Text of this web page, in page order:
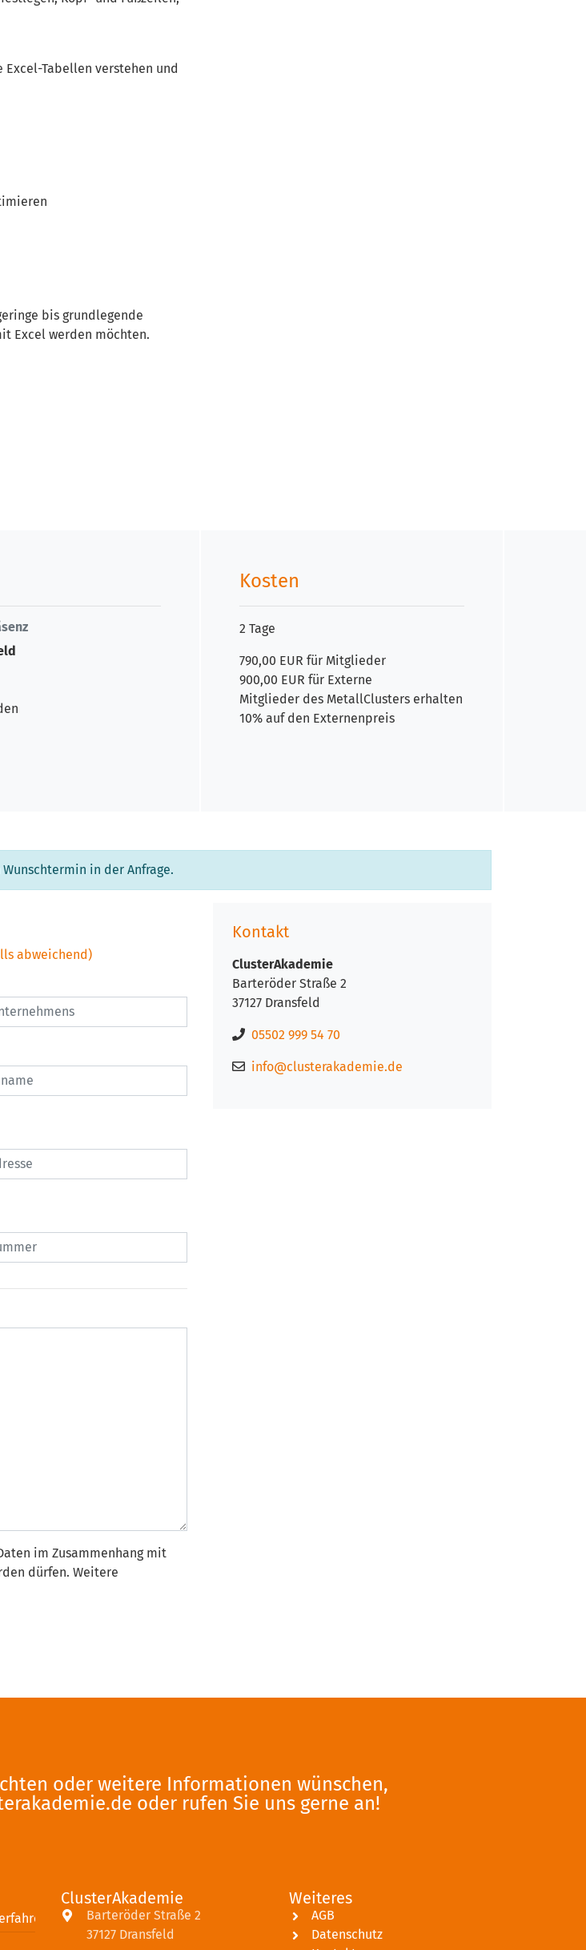
Tabellen verstehen und
bis grundlegende
Excel werden möchten.
Kosten
2 Tage
790,00 EUR für Mitglieder
900,00 EUR für Externe
Mitglieder des MetallClusters erhalten
10% auf den Externenpreis
in der Anfrage.
abweichend)
im Zusammenhang mit
dürfen. Weitere
Kontakt
ClusterAkademie
Barteröder Straße 2
37127 Dransfeld
05502 999 54 70
info@clusterakademie.de
oder weitere Informationen wünschen,
oder rufen Sie uns gerne an!
Führungskräfte
ClusterAkademie
Barteröder Straße 2
37127 Dransfeld
Weiteres
AGB
Datenschutz